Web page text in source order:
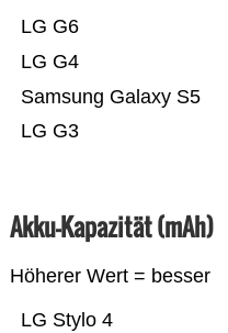
LG G3
Samsung Galaxy S5
LG G4
LG G6
Akku-Kapazität (mAh)
Höherer Wert = besser
LG Stylo 4